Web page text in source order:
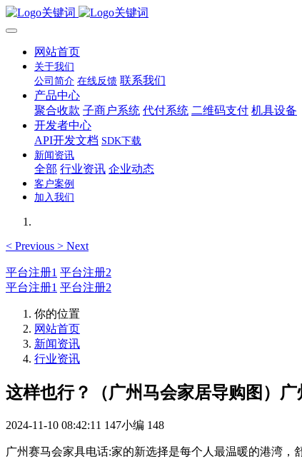
网站首页
关于我们
公司简介 在线反馈 联系我们
产品中心
聚合收款 子商户系统 代付系统 二维码支付 机具设备
开发者中心
API开发文档 SDK下载
新闻资讯
全部 行业资讯 企业动态
客户案例
加入我们
< Previous > Next
平台注册1 平台注册2
平台注册1 平台注册2
你的位置
网站首页
新闻资讯
行业资讯
这样也行？（广州马会家居导购图）
2024-11-10 08:42:11 147小编 148
广州赛马会家具电话:家的新选择是每个人最温暖的港湾